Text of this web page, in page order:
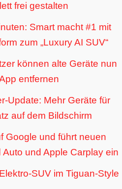
frei gestalten
Smart macht #1 mit
zum „Luxury AI SUV“
können alte Geräte nun
entfernen
Update: Mehr Geräte für
auf dem Bildschirm
Google und führt neuen
und Apple Carplay ein
SUV im Tiguan-Style